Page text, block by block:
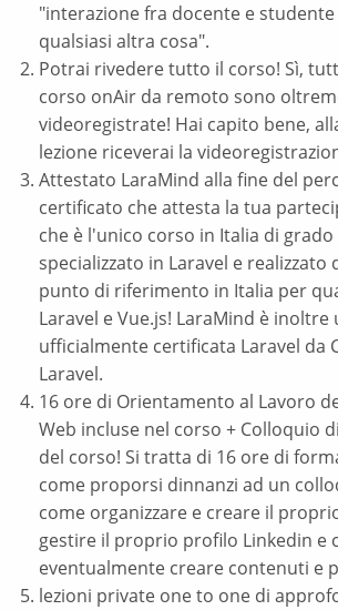
"interazione fra docente e
qualsiasi altra cosa".
Potrai rivedere tutto il corso! Sì,
corso onAir da remoto sono
videoregistrate! Hai capito bene,
lezione riceverai la
Attestato LaraMind alla fine del
certificato che attesta la tua
che è l'unico corso in Italia di
specializzato in Laravel e realizzato
punto di riferimento in Italia per
Laravel e Vue.js! LaraMind è inoltre
ufficialmente certificata Laravel da
Laravel.
16 ore di Orientamento al Lavoro
Web incluse nel corso + Colloquio
del corso! Si tratta di 16 ore di
come proporsi dinnanzi ad un
come organizzare e creare il
gestire il proprio profilo Linkedin e
eventualmente creare contenuti e
lezioni private one to one di